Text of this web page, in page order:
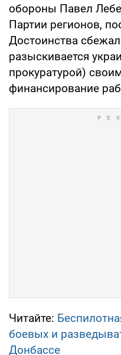
обороны Павел
Партии регионов,
Достоинства
разыскивается
прокуратурой)
финансирование
Читайте:
боевых и
Донбассе